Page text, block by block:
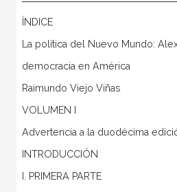
ÍNDICE
La política del Nuevo Mundo:
democracia en América
Raimundo Viejo Viñas
VOLUMEN I
Advertencia a la duodécima
INTRODUCCIÓN
I. PRIMERA PARTE